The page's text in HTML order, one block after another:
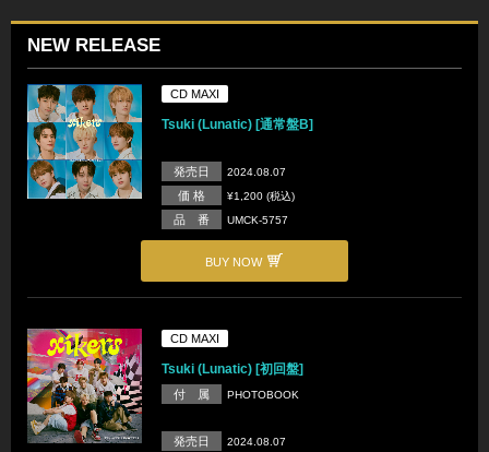
NEW RELEASE
CD MAXI
Tsuki (Lunatic) [通常盤B]
発売日 2024.08.07
価 格 ¥1,200 (税込)
品 番 UMCK-5757
BUY NOW
CD MAXI
Tsuki (Lunatic) [初回盤]
付 属 PHOTOBOOK
発売日 2024.08.07